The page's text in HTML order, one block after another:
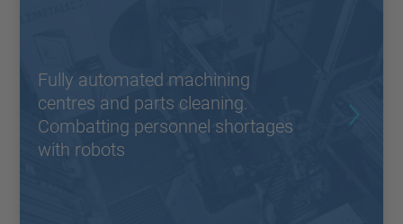
Fully automated machining
centres and parts cleaning.
Combatting personnel shortages
with robots